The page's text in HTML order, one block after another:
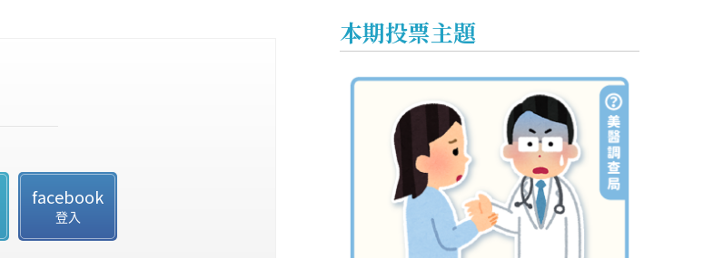
投票區
facebook
登入
本期投票主題